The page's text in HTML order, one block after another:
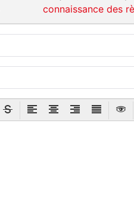
connaissance des